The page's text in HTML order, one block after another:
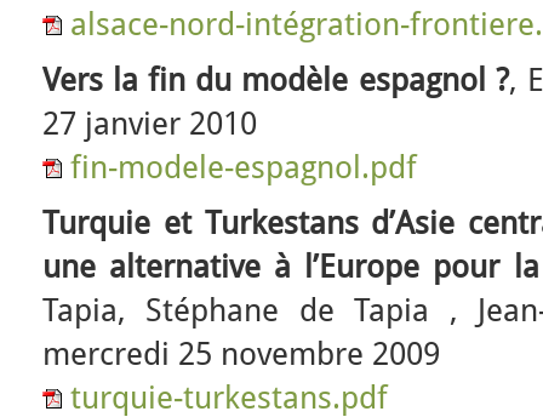
alsace-nord-intégration-
Vers la fin du modèle espagnol ?,
27 janvier 2010
fin-modele-espagnol.pdf
Turquie et Turkestans d’Asie
une alternative à l’Europe pour
Tapia, Stéphane de Tapia ,
mercredi 25 novembre 2009
turquie-turkestans.pdf